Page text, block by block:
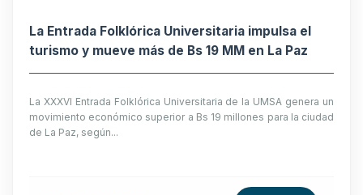
La Entrada Folklórica Universitaria impulsa el
turismo y mueve más de Bs 19 MM en La Paz
La XXXVI Entrada Folklórica Universitaria de la UMSA genera un
movimiento económico superior a Bs 19 millones para la ciudad
de La Paz, según...